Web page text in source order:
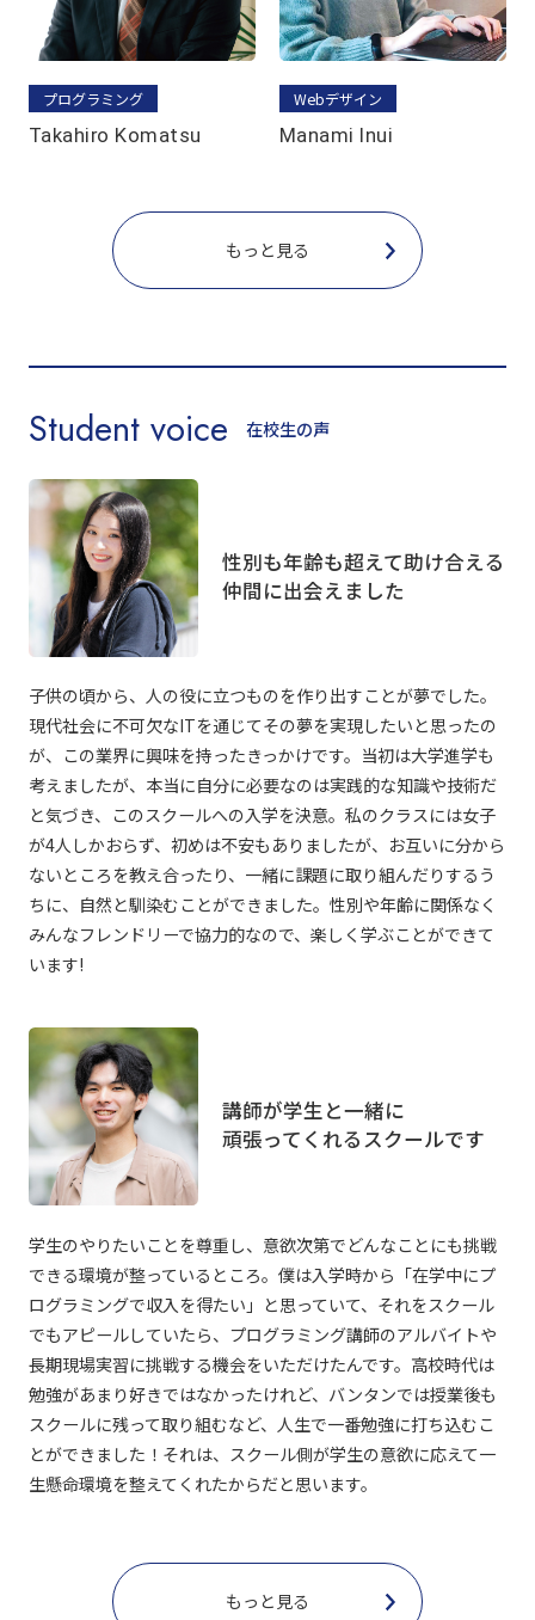
プログラミング
Takahiro Komatsu
Webデザイン
Manami Inui
もっと見る
Student voice 在校生の声
性別も年齢も超えて助け合える
仲間に出会えました
子供の頃から、人の役に立つものを作り出すことが夢でした。
現代社会に不可欠なITを通じてその夢を実現したいと思ったの
が、この業界に興味を持ったきっかけです。当初は大学進学も
考えましたが、本当に自分に必要なのは実践的な知識や技術だ
と気づき、このスクールへの入学を決意。私のクラスには女子
が4人しかおらず、初めは不安もありましたが、お互いに分から
ないところを教え合ったり、一緒に課題に取り組んだりするう
ちに、自然と馴染むことができました。性別や年齢に関係なく
みんなフレンドリーで協力的なので、楽しく学ぶことができて
います!
講師が学生と一緒に
頑張ってくれるスクールです
学生のやりたいことを尊重し、意欲次第でどんなことにも挑戦
できる環境が整っているところ。僕は入学時から「在学中にプ
ログラミングで収入を得たい」と思っていて、それをスクール
でもアピールしていたら、プログラミング講師のアルバイトや
長期現場実習に挑戦する機会をいただけたんです。高校時代は
勉強があまり好きではなかったけれど、バンタンでは授業後も
スクールに残って取り組むなど、人生で一番勉強に打ち込むこ
とができました！それは、スクール側が学生の意欲に応えて一
生懸命環境を整えてくれたからだと思います。
もっと見る